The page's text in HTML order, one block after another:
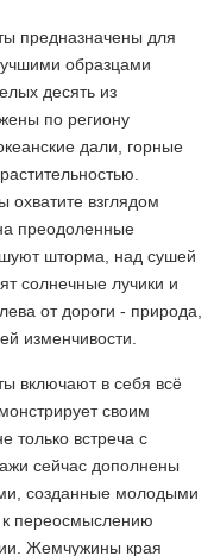
предназначены для
образцами
десять из
по региону
дали, горные
охватите взглядом
преодоленные
шторма, над сушей
солнечные лучики и
от дороги - природа,
изменчивости.
включают в себя всё
своим
только встреча с
сейчас дополнены
созданные молодыми
к переосмыслению
Жемчужины края